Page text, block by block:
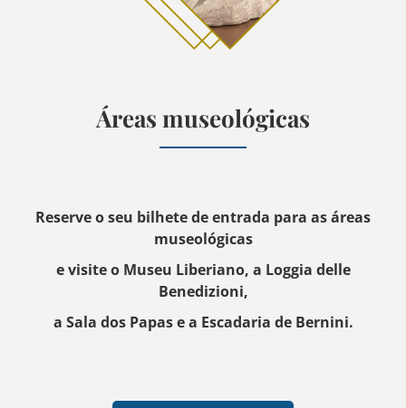
Áreas museológicas
Reserve o seu bilhete de entrada para as áreas
museológicas
e visite o Museu Liberiano, a Loggia delle
Benedizioni,
a Sala dos Papas e a Escadaria de Bernini.